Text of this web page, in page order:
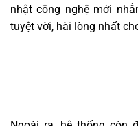
nhật công nghệ mới
tuyệt vời, hài lòng nhất